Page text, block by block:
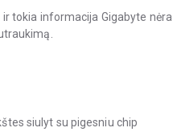
tokia informacija Gigabyte nėra
siulyt su pigesniu chip